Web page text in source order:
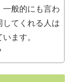
一般的にも言わ
してくれる人は
ます。